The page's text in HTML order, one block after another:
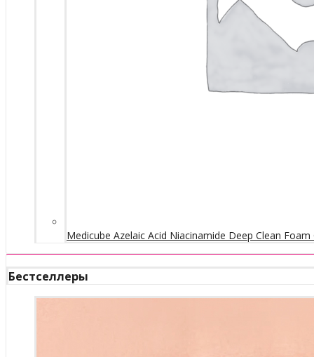
Medicube Azelaic Acid Niacinamide Deep Clean Foam
Бестселлеры